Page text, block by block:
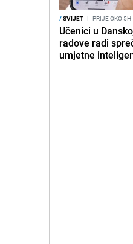
/SVIJET I PRIJE OKO 5H
Učenici u
radove radi
umjetne